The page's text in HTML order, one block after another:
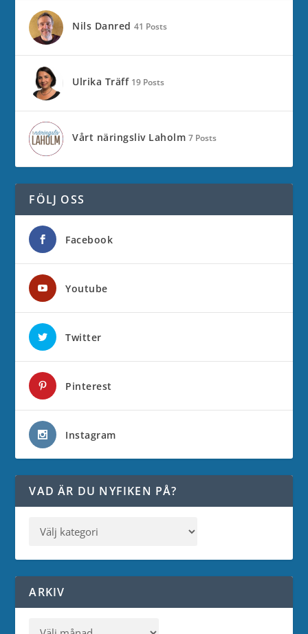
Nils Danred 41 Posts
Ulrika Träff 19 Posts
Vårt näringsliv Laholm 7 Posts
FÖLJ OSS
Facebook
Youtube
Twitter
Pinterest
Instagram
VAD ÄR DU NYFIKEN PÅ?
ARKIV